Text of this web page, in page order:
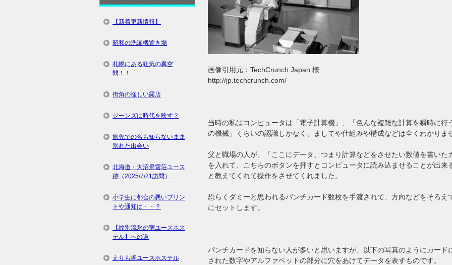
画像引用元：TechCrunch Japan 様
http://jp.techcrunch.com/
当時の私はコンピュータは「電子計算機」、「色んな複雑な計算を瞬時に行
の機械」くらいの認識しかなく、ましてや仕組みや構成などは全くわかりま
父と職場の人が、「ここにデータ、つまり計算などをさせたい数値を書いた
を入れて、こちらのボタンを押すとコンピュータに読み込ませることが出来
と教えてくれて操作をさせてくれました。
恐らくダミーと思われるパンチカード数枚を手渡されて、方向などをそろえ
にセットします。
パンチカードを知らない人が多いと思いますが、以下の写真のようにカード
された数字やアルファベットの部分に穴をあけてデータを表すものです。
【新着更新情報】
昭和の洗濯機置き場
札幌にある狂気の異空
間！！
街角の怪しい露店
ジーンズは時代を映す？
旅先での名も知らないまま
別れた出会い
北海道・大沼景雲荘ユース
跡（2025/7/21訪問）
小学生に都合の悪いプリン
トや通知は・・？
【紋別流氷の宿ユースホス
テル】への道
えりも岬ユースホステル